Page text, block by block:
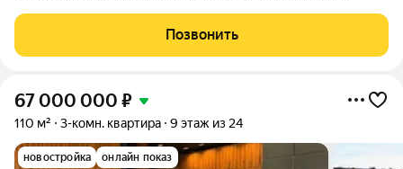
году из монолитного материала, что гарантирует высокую
надёжность и долговечность
Позвонить
67 000 000 ₽
110 м² 3-комн. квартира 9 этаж из 24
новостройка онлайн показ